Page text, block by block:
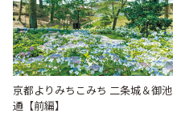
京都よりみちこみち 二条城＆御池
通【前編】